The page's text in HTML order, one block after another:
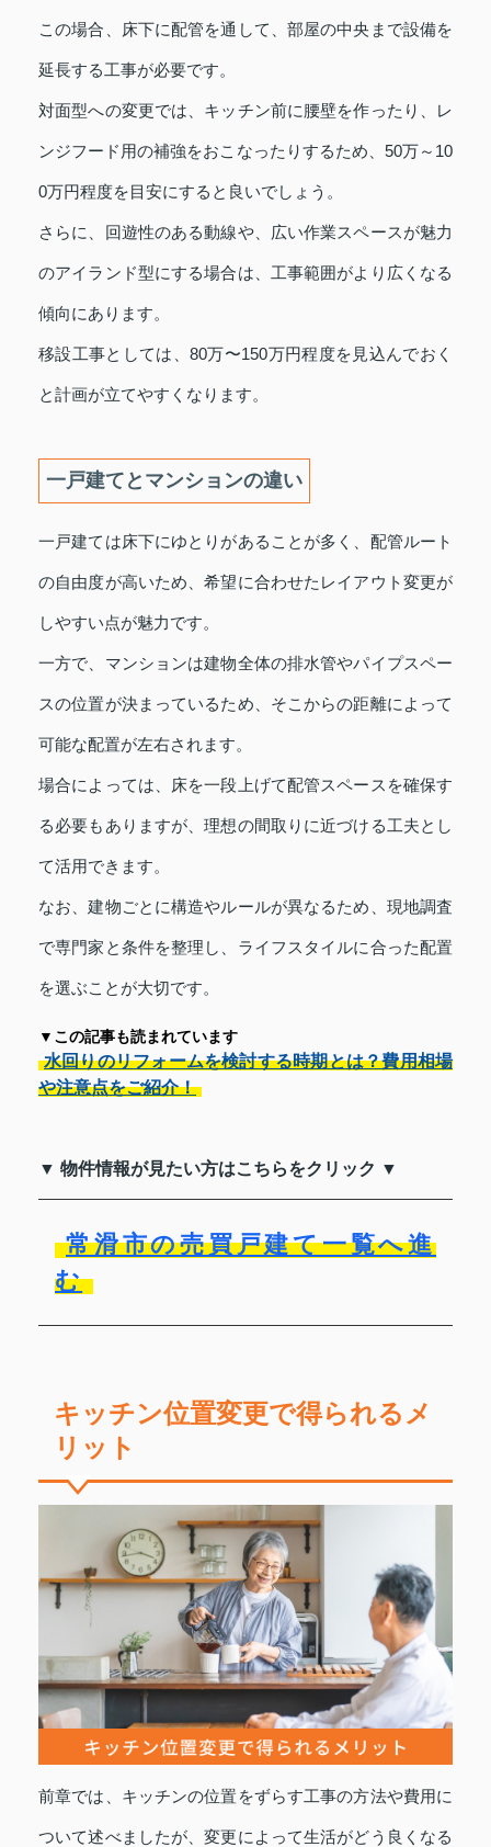
この場合、床下に配管を通して、部屋の中央まで設備を
延長する工事が必要です。
対面型への変更では、キッチン前に腰壁を作ったり、レ
ンジフード用の補強をおこなったりするため、50万～10
0万円程度を目安にすると良いでしょう。
さらに、回遊性のある動線や、広い作業スペースが魅力
のアイランド型にする場合は、工事範囲がより広くなる
傾向にあります。
移設工事としては、80万〜150万円程度を見込んでおく
と計画が立てやすくなります。
一戸建てとマンションの違い
一戸建ては床下にゆとりがあることが多く、配管ルート
の自由度が高いため、希望に合わせたレイアウト変更が
しやすい点が魅力です。
一方で、マンションは建物全体の排水管やパイプスペー
スの位置が決まっているため、そこからの距離によって
可能な配置が左右されます。
場合によっては、床を一段上げて配管スペースを確保す
る必要もありますが、理想の間取りに近づける工夫とし
て活用できます。
なお、建物ごとに構造やルールが異なるため、現地調査
で専門家と条件を整理し、ライフスタイルに合った配置
を選ぶことが大切です。
▼この記事も読まれています
水回りのリフォームを検討する時期とは？費用相場
や注意点をご紹介！
▼ 物件情報が見たい方はこちらをクリック ▼
常滑市の売買戸建て一覧へ進
む
キッチン位置変更で得られるメ
リット
前章では、キッチンの位置をずらす工事の方法や費用に
ついて述べましたが、変更によって生活がどう良くなる